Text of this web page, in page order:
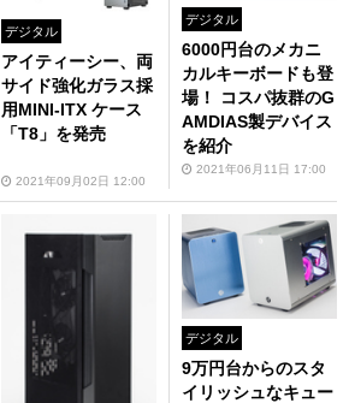
デジタル
アイティーシー、両
サイド強化ガラス採
用MINI-ITX ケース
「T8」を発売
2021年09月02日 12:00
デジタル
6000円台のメカニ
カルキーボードも登
場！ コスパ抜群のG
AMDIAS製デバイス
を紹介
2021年06月11日 17:00
デジタル
9万円台からのスタ
イリッシュなキュー